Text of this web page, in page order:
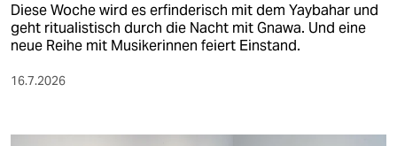
Diese Woche wird es erfinderisch mit dem Yaybahar und
geht ritualistisch durch die Nacht mit Gnawa. Und eine
neue Reihe mit Musikerinnen feiert Einstand.
16.7.2026